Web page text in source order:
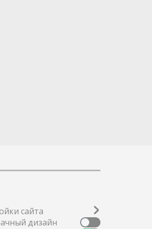
сайта
дизайн